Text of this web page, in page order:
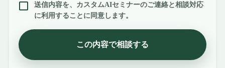
送信内容を、カスタムAIセミナーのご連絡と相談対応
に利用することに同意します。
この内容で相談する